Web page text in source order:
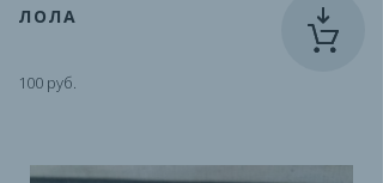
ЛОЛА
100 руб.